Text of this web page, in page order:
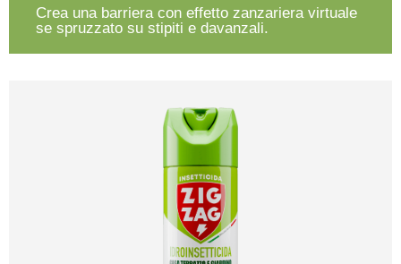
Crea una barriera con effetto zanzariera virtuale
se spruzzato su stipiti e davanzali.